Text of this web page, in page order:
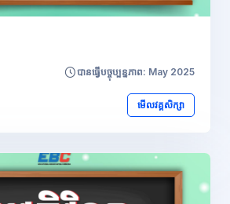
បានធ្វើបច្ចុប្បន្នភាព: May 2025
មើលវគ្គសិក្សា